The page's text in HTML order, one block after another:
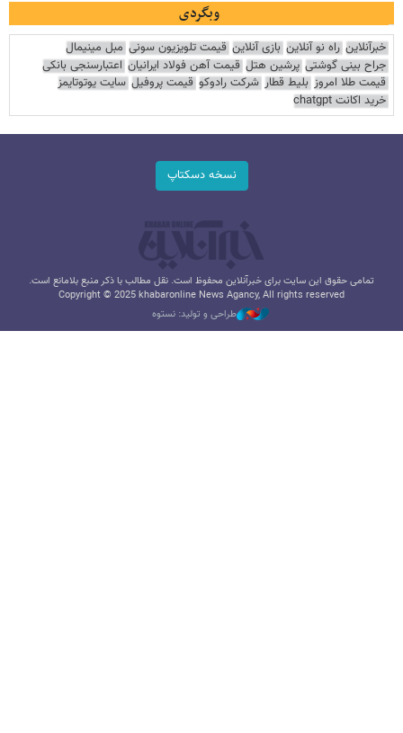
وبگردی
خبرآنلاین راه نو آنلاین بازی آنلاین قیمت تلویزیون سونی مبل مینیمال
جراح بینی گوشتی پرشین هتل قیمت آهن فولاد ایرانیان اعتبارسنجی بانکی
قیمت طلا امروز بلیط قطار شرکت رادوکو قیمت پروفیل سایت یوتوتایمز
خرید اکانت chatgpt
نسخه دسکتاپ
تمامی حقوق این سایت برای خبرآنلاین محفوظ است. نقل مطالب با ذکر منبع بلامانع است.
Copyright © 2025 khabaronline News Agancy, All rights reserved
طراحی و تولید: نستوه